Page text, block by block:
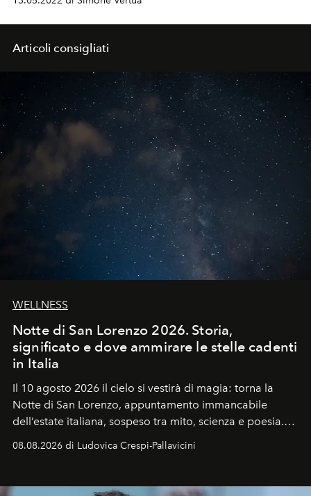
Articoli consigliati
WELLNESS
Notte di San Lorenzo 2026. Storia,
significato e dove ammirare le stelle cadenti
in Italia
Il 10 agosto 2026 il cielo si vestirà di magia: torna la
Notte di San Lorenzo, appuntamento immancabile
dell’estate italiana, sospeso tra mito, scienza e poesia.
Sarà il momento in cui gli occhi si alzano verso la volta
celeste per seguire il passaggio delle
all’universo i desideri più segreti
08.08.2026 di Ludovica Crespi-Pallavicini